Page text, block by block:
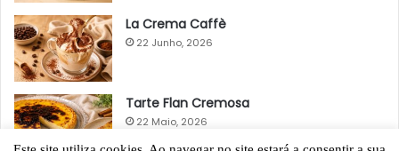
La Crema Caffè
22 Junho, 2026
Tarte Flan Cremosa
22 Maio, 2026